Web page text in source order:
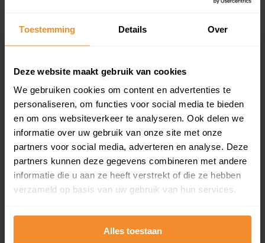
Toestemming Details Over
Deze website maakt gebruik van cookies
We gebruiken cookies om content en advertenties te
personaliseren, om functies voor social media te bieden
en om ons websiteverkeer te analyseren. Ook delen we
informatie over uw gebruik van onze site met onze
partners voor social media, adverteren en analyse. Deze
partners kunnen deze gegevens combineren met andere
informatie die u aan ze heeft verstrekt of die ze hebben
verzameld op basis van uw gebruik van hun services.
Alles toestaan
Een overzicht van alle verkochte woningen (koopsom
inclusief een jaar lang gratis updates van nieuwe
Bekijk product
Direct leverbaar
Kadastrale kaart pakket
Alleen globale ligging perceel